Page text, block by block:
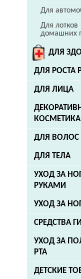
Для
Для лотков
домашних
ДЛЯ
ДЛЯ РОСТА
ДЛЯ ЛИЦА
КОСМЕТИКА
ДЛЯ ВОЛОС
ДЛЯ ТЕЛА
УХОД ЗА
РУКАМИ
УХОД ЗА
СРЕДСТВА
УХОД ЗА
РТА
ДЕТСКИЕ